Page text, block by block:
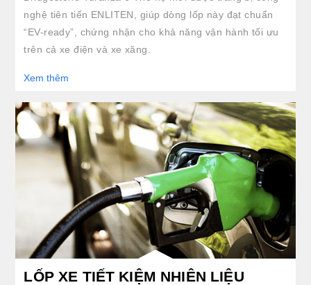
nghệ tiên tiến ENLITEN, giúp dòng lốp này đạt chuẩn
“EV-ready”, chứng nhận cho khả năng vận hành tối ưu
trên cả xe điện và xe xăng.
Xem thêm
LỐP XE TIẾT KIỆM NHIÊN LIỆU